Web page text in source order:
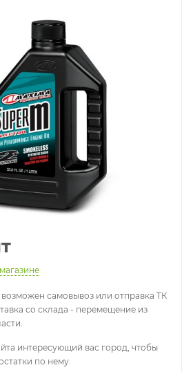
магазине
возможен самовывоз или отправка ТК
со склада - перемещение из
интересующий вас город, чтобы
по нему.